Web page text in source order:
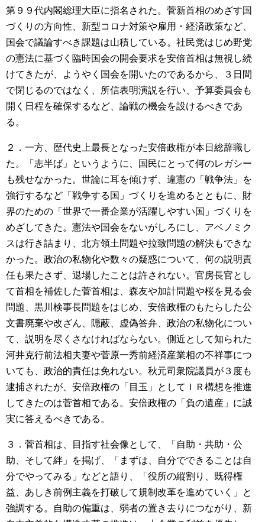
第９９代内閣総理大臣に指名された。菅新首相のめざす国
づくりの方向性、新型コロナ対策や雇用・経済政策など、
国会で議論すべき課題は山積している。社民党はじめ野党
の憲法に基づく臨時国会の開会要求を安倍首相は無視し続
けてきたが、ようやく国会を開いたのであるから、３日間
で閉じるのではなく、所信表明演説を行い、予算委員会も
開く日程を確保するなど、論戦の機会を設けるべきであ
る。
２．一方、歴代史上最長となった安倍政権が本日総辞職し
た。「志半ば」というように、国民にとって何のレガシー
も残せなかった。世論に耳を傾けず、違憲の「戦争法」を
強行するなど「戦争する国」づくりを進めるとともに、財
界のための「世界で一番企業が活躍しやすい国」づくりを
めざしてきた。憲法や国会をないがしろにし、アベノミク
スは行き詰まり、北方領土問題や拉致問題の解決もできな
かった。政治の私物化や数々の疑惑について、何の説明責
任も果たさず、退場したことは許されない。官房長官とし
て首相を補佐した菅首相は、森友や加計問題や桜を見る会
問題、黒川検事長問題をはじめ、安倍政権のもたらした公
文書廃棄や改ざん、隠蔽、虚偽答弁、政治の私物化につい
て、説明を尽くさなければならない。側近として知られた
河井克行前法相夫妻や菅原一秀前経済産業相の不祥事につ
いても、政治的責任は免れない。秋元司衆院議員が３度も
逮捕されたが、安倍政権の「目玉」としてＩＲ構想を推進
してきたのは菅首相である。安倍政権の「負の遺産」に誠
実に答えるべきである。
３．菅首相は、目指す社会像として、「自助・共助・公
助、そして絆」を掲げ、「まずは、自分でできることは自
分でやってみる」などと語り、「役所の縦割り、既得権
益、あしき前例主義を打破して規制改革を進めていく」と
強調する。自助の偏重は、弱者の置き去りにつながり、新